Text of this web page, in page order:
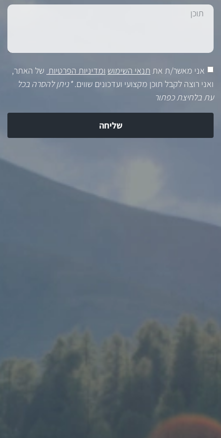
אני מאשר/ת את תנאי השימוש ומדיניות הפרטיות של האתר,
ואני רוצה לקבל תוכן מקצועי ועדכונים שווים.*ניתן להסרה בכל
עת בלחיצת כפתור
שליחה